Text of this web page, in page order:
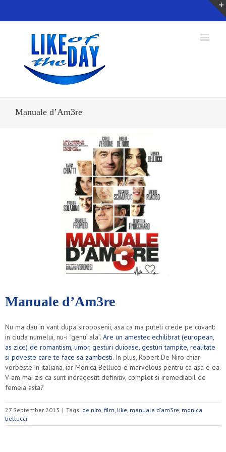
Manuale d’Am3re
Manuale d’Am3re
Nu ma dau in vant dupa siroposenii, asa ca ma puteti crede pe cuvant:
in ciuda numelui, nu-i “genu’ ala”. Are un amestec echilibrat (european,
as zice) de romantism, umor, gesturi duioase, gesturi tampite, realitate
si poveste care te face sa zambesti. In plus, Robert De Niro chiar
vorbeste in italiana, iar Monica Bellucci e marvelous pentru ca asa e ea.
V-am mai zis ca sunt indragostit definitiv, complet si iremediabil de
femeia asta?
27 September 2013 | Tags: de niro film like manuale d'am3re monica
bellucci